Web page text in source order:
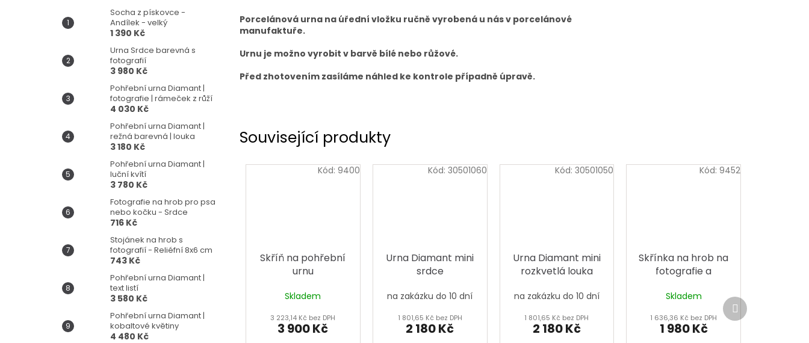
Socha z pískovce -
Andílek - velký
1 390 Kč
Urna Srdce barevná s
fotografií
3 980 Kč
Pohřební urna Diamant |
fotografie | rámeček z růží
4 030 Kč
Pohřební urna Diamant |
režná barevná | louka
3 180 Kč
Pohřební urna Diamant |
luční kvítí
3 780 Kč
Fotografie na hrob pro psa
nebo kočku - Srdce
716 Kč
Stojánek na hrob s
fotografií - Reliéfní 8x6 cm
743 Kč
Pohřební urna Diamant |
text listí
3 580 Kč
Pohřební urna Diamant |
kobaltové květiny
4 480 Kč
Související produkty
Skříň na pohřební
urnu
Skladem
3 223,14 Kč bez DPH
3 900 Kč
Kód: 9400
Urna Diamant mini
srdce
na zakázku do 10 dní
1 801,65 Kč bez DPH
2 180 Kč
Kód: 30501060
Urna Diamant mini
rozkvetlá louka
na zakázku do 10 dní
1 801,65 Kč bez DPH
2 180 Kč
Kód:30501050
Skřínka na hrob na
fotografie a
Skladem
1 636,36 Kč bez DPH
1 980 Kč
Kód: 9452
Další
produkt
Porcelánová urna na úřední vložku ručně vyrobená u nás v porcelánové
manufaktuře.
Urnu je možno vyrobit v barvě bílé nebo růžové.
Před zhotovením zasíláme náhled ke kontrole případně úpravě.